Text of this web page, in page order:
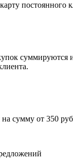
постоянного
сумму от 350